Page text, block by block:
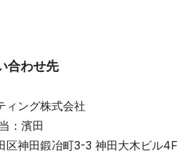
合わせ先
ィング株式会社
：濱田
区神田鍛冶町3-3 神田大木ビル4F